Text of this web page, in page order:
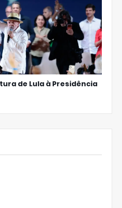
de Lula à Presidência